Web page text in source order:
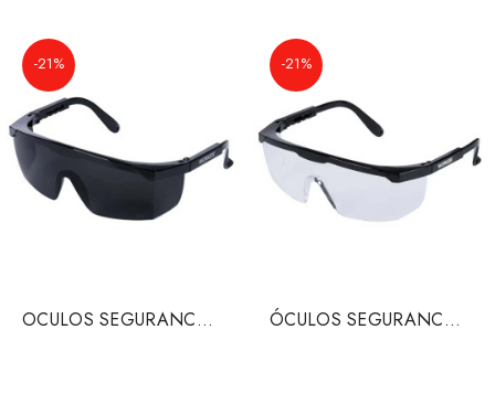
-21%
OCULOS SEGURANCA WK1 CINZA
-21%
ÓCULOS SEGURANCA WK1 INCOLOR